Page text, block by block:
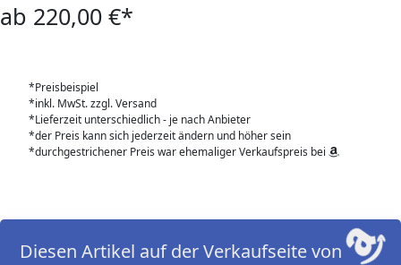
ab 220,00 €*
*Preisbeispiel
*inkl. MwSt. zzgl. Versand
*Lieferzeit unterschiedlich - je nach Anbieter
*der Preis kann sich jederzeit ändern und höher sein
*durchgestrichener Preis war ehemaliger Verkaufspreis bei
Diesen Artikel auf der Verkaufseite von